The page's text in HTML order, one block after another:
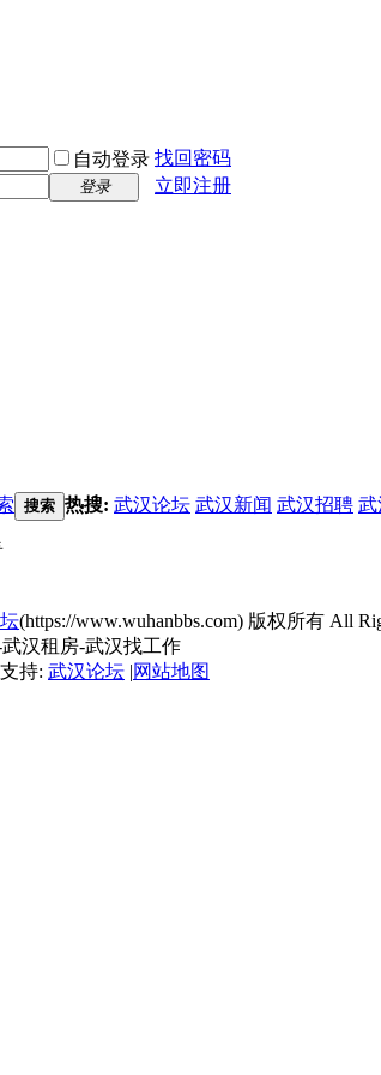
自动登录 找回密码
登录
立即注册
搜索 热搜: 武汉论坛 武汉新闻 武汉招聘 武
(https://www.wuhanbbs.com) 版权所有 All
汉租房-武汉找工作
持: 武汉论坛 |网站地图